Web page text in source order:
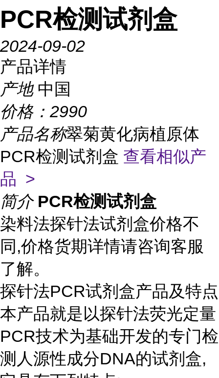
PCR检测试剂盒
2024-09-02
产品详情
产地 中国
价格： 2990
产品名称翠菊黄化病植原体
PCR检测试剂盒 查看相似产
品 >
简介 PCR检测试剂盒
染料法探针法试剂盒价格不
同,价格货期详情请咨询客服
了解。
探针法PCR试剂盒产品及特点
本产品就是以探针法荧光定量
PCR技术为基础开发的专门检
测人源性成分DNA的试剂盒,